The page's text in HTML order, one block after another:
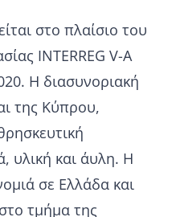
στο πλαίσιο του
INTERREG V-A
Η διασυνοριακή
της Κύπρου,
υλική και άυλη. Η
σε Ελλάδα και
τμήμα της